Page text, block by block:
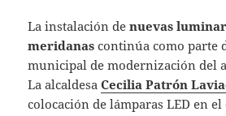
La instalación denuevas
meridanas continúa como parte
municipal de modernización del
La alcaldesaCecilia Patrón
colocación de lámparas LED en